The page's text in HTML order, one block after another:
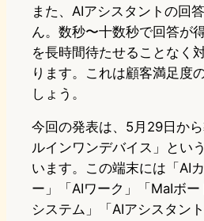
また、AIアシスタントの回
ん。数秒〜十数秒で回答が
を長時間待たせることなく
ります。これは顧客満足度
しょう。
今回の発表は、5月29日か
ルインワンデバイス」とい
います。この端末には「AI
ー」「AIワーク」「MaIボ
システム」「AIアシスタン